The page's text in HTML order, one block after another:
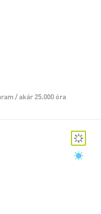
/ akár 25.000 óra